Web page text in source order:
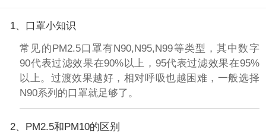
1、口罩小知识
常见的PM2.5口罩有N90,N95,N99等类型，其中数字
90代表过滤效果在90%以上，95代表过滤效果在95%
以上。过渡效果越好，相对呼吸也越困难，一般选择
N90系列的口罩就足够了。
2、PM2.5和PM10的区别